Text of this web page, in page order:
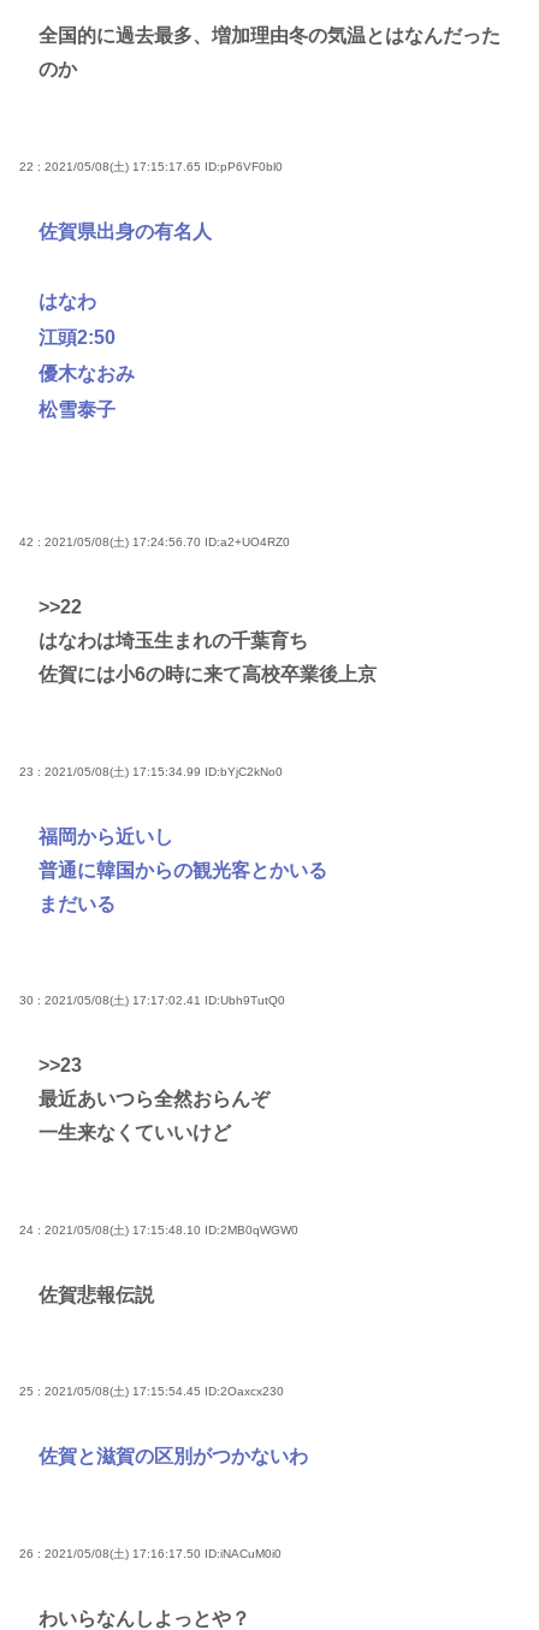
全国的に過去最多、増加理由冬の気温とはなんだった
のか
22 : 2021/05/08(土) 17:15:17.65 ID:pP6VF0bl0
佐賀県出身の有名人
はなわ
江頭2:50
優木なおみ
松雪泰子
42 : 2021/05/08(土) 17:24:56.70 ID:a2+UO4RZ0
>>22
はなわは埼玉生まれの千葉育ち
佐賀には小6の時に来て高校卒業後上京
23 : 2021/05/08(土) 17:15:34.99 ID:bYjC2kNo0
福岡から近いし
普通に韓国からの観光客とかいる
まだいる
30 : 2021/05/08(土) 17:17:02.41 ID:Ubh9TutQ0
>>23
最近あいつら全然おらんぞ
一生来なくていいけど
24 : 2021/05/08(土) 17:15:48.10 ID:2MB0qWGW0
佐賀悲報伝説
25 : 2021/05/08(土) 17:15:54.45 ID:2Oaxcx230
佐賀と滋賀の区別がつかないわ
26 : 2021/05/08(土) 17:16:17.50 ID:iNACuM0i0
わいらなんしよっとや？